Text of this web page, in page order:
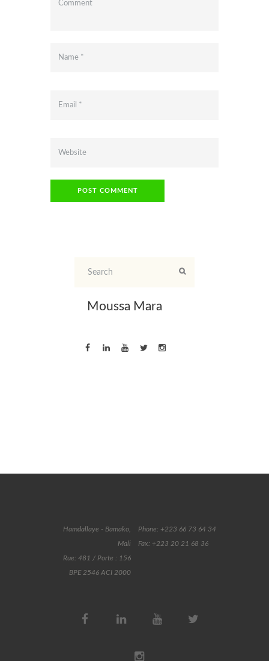
Moussa Mara
Phone: +223 66 73 64 34
Fax: +223 20 21 68 36
Hamdallaye - Bamako,
Mali
Rue: 481 / Porte : 156
BPE 2546 ACI 2000